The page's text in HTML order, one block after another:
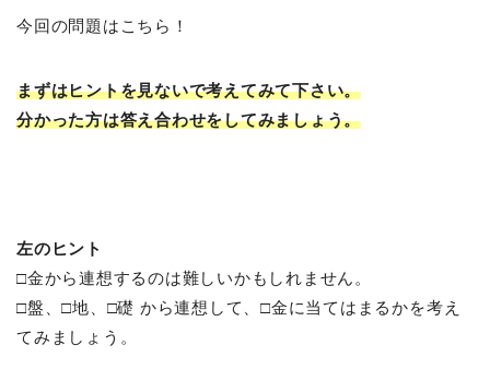
今回の問題はこちら！
まずはヒントを見ないで考えてみて下さい。
分かった方は答え合わせをしてみましょう。
左のヒント
□金から連想するのは難しいかもしれません。
□盤、□地、□礎 から連想して、□金に当てはまるかを考え
てみましょう。